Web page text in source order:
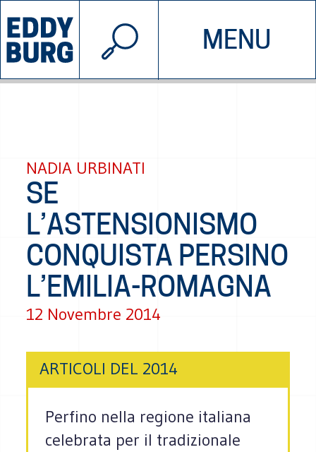
MENU
INIZIATIVE CHI SIAMO
© 2026 EDDYBURG
NADIA URBINATI
SE
L’ASTENSIONISMO
CONQUISTA PERSINO
L’EMILIA-ROMAGNA
12 Novembre 2014
ARTICOLI DEL 2014
Perfino nella regione italiana
celebrata per il tradizionale